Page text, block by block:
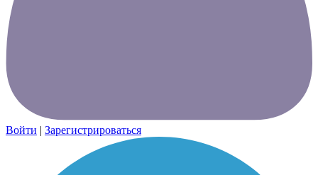
Войти | Зарегистрироваться